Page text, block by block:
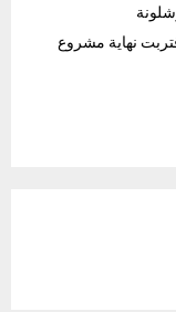
نهاية مشروع